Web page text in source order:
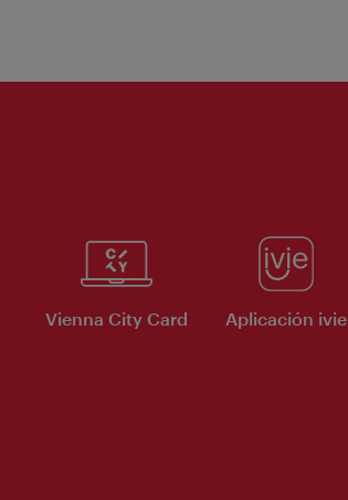
Vienna City Card Aplicación ivie